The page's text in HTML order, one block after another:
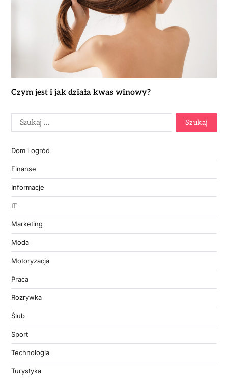
Czym jest i jak działa kwas winowy?
Dom i ogród
Finanse
Informacje
IT
Marketing
Moda
Motoryzacja
Praca
Rozrywka
Ślub
Sport
Technologia
Turystyka